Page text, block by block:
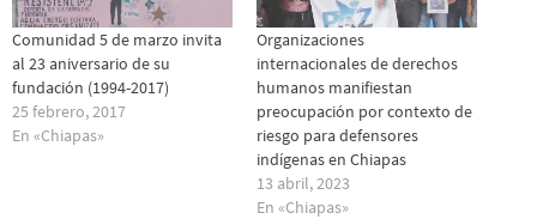
Comunidad 5 de marzo invita
al 23 aniversario de su
fundación (1994-2017)
25 febrero, 2017
En «Chiapas»
Organizaciones
internacionales de derechos
humanos manifiestan
preocupación por contexto de
riesgo para defensores
indígenas en Chiapas
13 abril, 2023
En «Chiapas»